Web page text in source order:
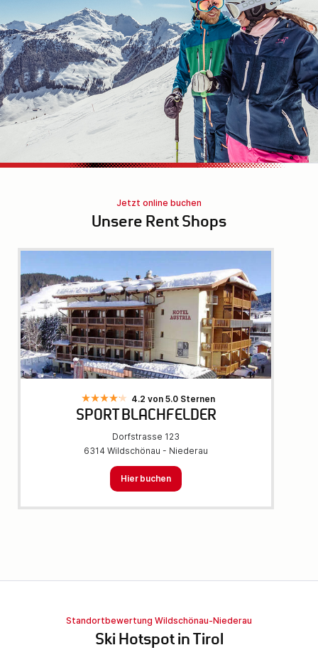
Jetzt online buchen
Unsere Rent Shops
4.2 von 5.0 Sternen
SPORT BLACHFELDER
Dorfstrasse 123
6314 Wildschönau - Niederau
Hier buchen
Standortbewertung Wildschönau-Niederau
Ski Hotspot in Tirol